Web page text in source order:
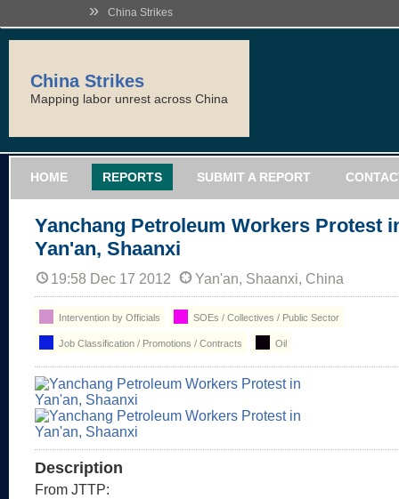
» China Strikes
China Strikes
Mapping labor unrest across China
HOME REPORTS SUBMIT A REPORT
Yanchang Petroleum Workers Protest
Yan'an, Shaanxi
19:58 Dec 17 2012 Yan'an, Shaanxi, China
Intervention by Officials SOEs / Collectives / Public Sector
Job Classification / Promotions / Contracts Oil
Description
From JTTP: